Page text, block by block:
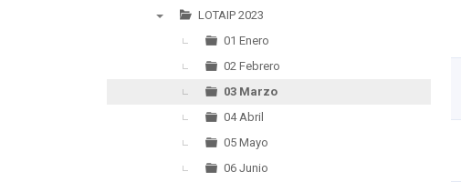
►
LOTAIP 2023
01 Enero
02 Febrero
03 Marzo
04 Abril
05 Mayo
06 Junio